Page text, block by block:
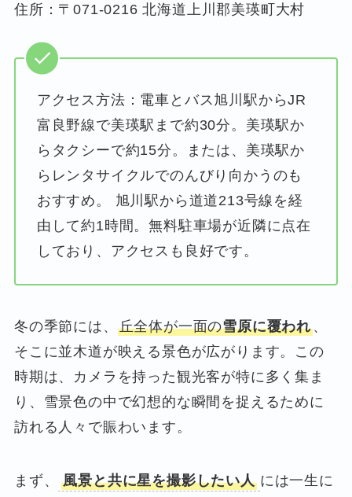
住所：〒071-0216 北海道上川郡美瑛町大村
アクセス方法：電車とバス旭川駅からJR
富良野線で美瑛駅まで約30分。美瑛駅か
らタクシーで約15分。または、美瑛駅か
らレンタサイクルでのんびり向かうのも
おすすめ。 旭川駅から道道213号線を経
由して約1時間。無料駐車場が近隣に点在
しており、アクセスも良好です。
冬の季節には、 丘全体が一面の雪原に覆われ、
そこに並木道が映える景色が広がります。この
時期は、カメラを持った観光客が特に多く集ま
り、雪景色の中で幻想的な瞬間を捉えるために
訪れる人々で賑わいます。
まず、 風景と共に星を撮影したい人 には一生に